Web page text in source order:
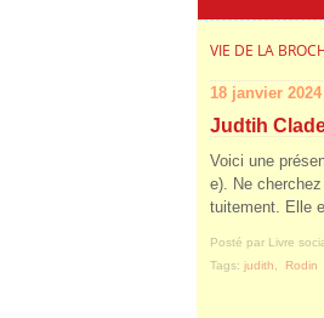
VIE DE LA
18 janvier 2024
Judtih
Voici une
e). Ne
tuitement. Elle
Posté par Livre
Tags: judith Rodin